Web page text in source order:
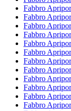
Fabbro
Fabbro
Fabbro
Fabbro
Fabbro
Fabbro
Fabbro
Fabbro
Fabbro
Fabbro
Fabbro
Fabbro